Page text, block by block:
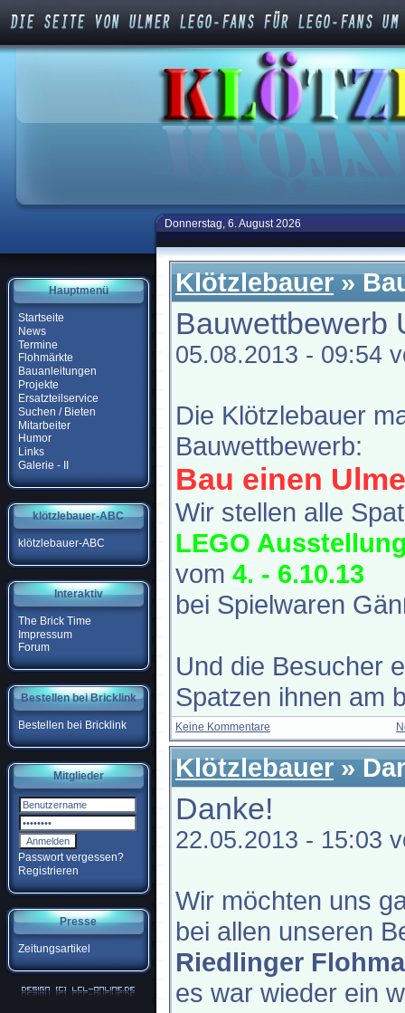
Hauptmenü
Startseite
News
Termine
Flohmärkte
Bauanleitungen
Projekte
Ersatzteilservice
Suchen / Bieten
Mitarbeiter
Humor
Links
Galerie - II
klötzlebauer-ABC
klötzlebauer-ABC
Interaktiv
The Brick Time
Impressum
Forum
Bestellen bei Bricklink
Bestellen bei Bricklink
Mitglieder
Passwort vergessen?
Registrieren
Presse
Zeitungsartikel
Donnerstag, 6. August 2026
Klötzlebauer»
Bauwettbewerb
05.08.2013 - 09:54
Die Klötzlebauer
Bauwettbewerb:
Bau einen
Wir stellen alle
LEGO
vom 4. - 6.10.13
bei Spielwaren
Und die Besucher
Spatzen ihnen am
Keine Kommentare
Klötzlebauer»
Danke!
22.05.2013 - 15:03
Wir möchten uns
bei allen unseren
Riedlinger
es war wieder ein